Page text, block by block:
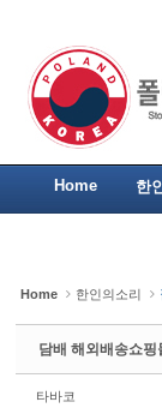
Home 한
Home 한인의소리
담배 해외배송쇼
타바코